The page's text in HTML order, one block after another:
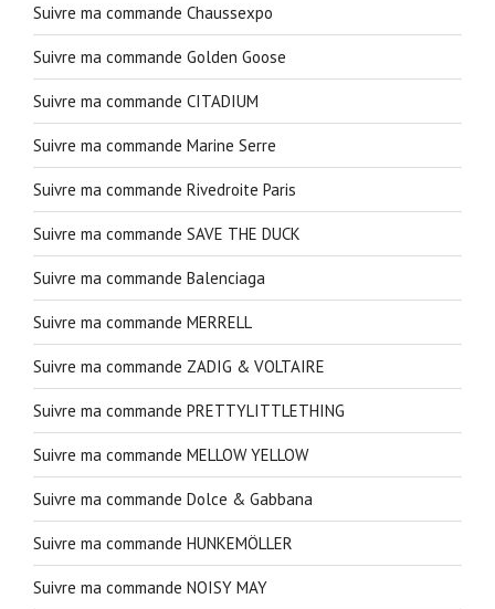
Suivre ma commande Chaussexpo
Suivre ma commande Golden Goose
Suivre ma commande CITADIUM
Suivre ma commande Marine Serre
Suivre ma commande Rivedroite Paris
Suivre ma commande SAVE THE DUCK
Suivre ma commande Balenciaga
Suivre ma commande MERRELL
Suivre ma commande ZADIG & VOLTAIRE
Suivre ma commande PRETTYLITTLETHING
Suivre ma commande MELLOW YELLOW
Suivre ma commande Dolce & Gabbana
Suivre ma commande HUNKEMÖLLER
Suivre ma commande NOISY MAY